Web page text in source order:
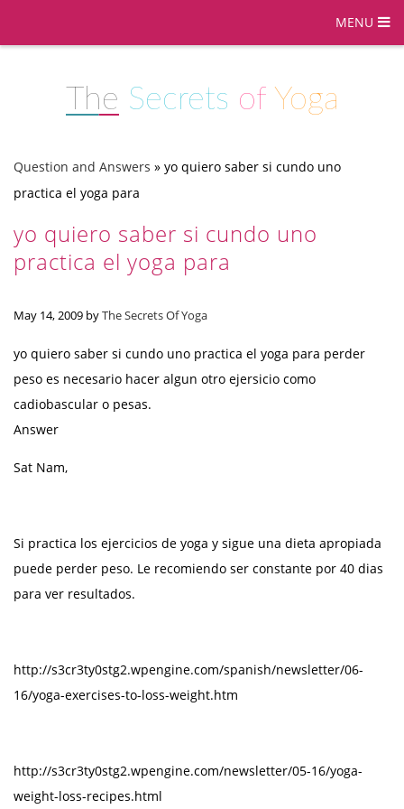
MENU
The Secrets of Yoga
Question and Answers » yo quiero saber si cundo uno
practica el yoga para
yo quiero saber si cundo uno
practica el yoga para
May 14, 2009 byThe Secrets Of Yoga
yo quiero saber si cundo uno practica el yoga para perder
peso es necesario hacer algun otro ejersicio como
cadiobascular o pesas.
Answer
Sat Nam,
Si practica los ejercicios de yoga y sigue una dieta apropiada
puede perder peso. Le recomiendo ser constante por 40 dias
para ver resultados.
http://s3cr3ty0stg2.wpengine.com/spanish/newsletter/06-
16/yoga-exercises-to-loss-weight.htm
http://s3cr3ty0stg2.wpengine.com/newsletter/05-16/yoga-
weight-loss-recipes.html